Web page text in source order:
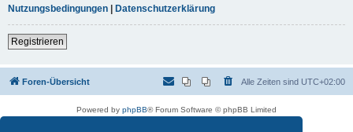
Nutzungsbedingungen | Datenschutzerklärung
Registrieren
Foren-Übersicht Alle Zeiten sind UTC+02:00
Powered by phpBB® Forum Software © phpBB Limited